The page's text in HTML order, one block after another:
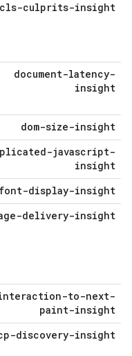
cls-culprits-insight
document-latency-
insight
dom-size-insight
javascript-
insight
font-display-insight
delivery-insight
to-next-
paint-insight
discovery-insight